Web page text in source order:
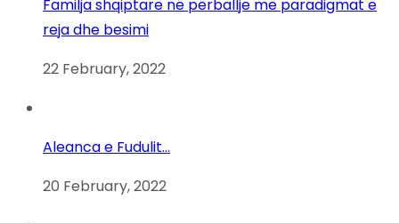
Familja shqiptare në përballje me paradigmat e
reja dhe besimi
22 February, 2022
Aleanca e Fudulit…
20 February, 2022